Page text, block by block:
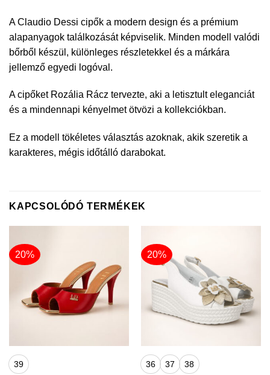
A Claudio Dessi cipők a modern design és a prémium
alapanyagok találkozását képviselik. Minden modell valódi
bőrből készül, különleges részletekkel és a márkára
jellemző egyedi logóval.
A cipőket Rozália Rácz tervezte, aki a letisztult eleganciát
és a mindennapi kényelmet ötvözi a kollekciókban.
Ez a modell tökéletes választás azoknak, akik szeretik a
karakteres, mégis időtálló darabokat.
KAPCSOLÓDÓ TERMÉKEK
20%
39
20%
36 37 38